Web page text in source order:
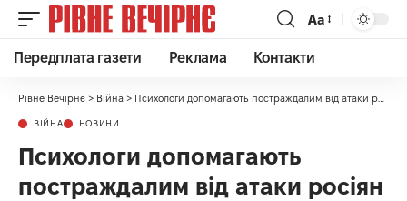
Аа
Передплата газети Реклама Контакти
Рівне Вечірнє > Війна > Психологи допомагають постраждалим від атаки росіян подолати стрес
ВІЙНА НОВИНИ
Психологи допомагають
постраждалим від атаки росіян